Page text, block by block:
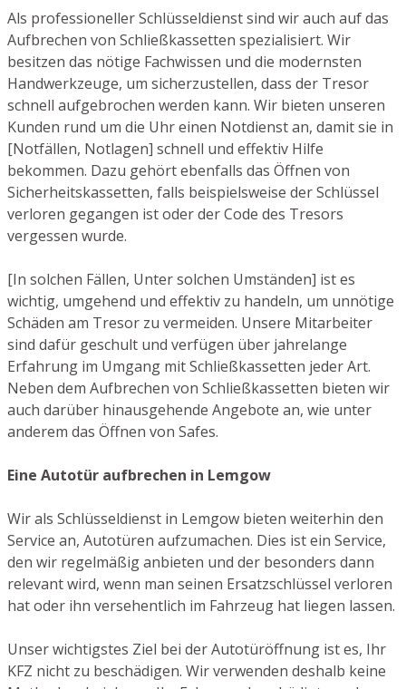
Als professioneller Schlüsseldienst sind wir auch auf das
Aufbrechen von Schließkassetten spezialisiert. Wir
besitzen das nötige Fachwissen und die modernsten
Handwerkzeuge, um sicherzustellen, dass der Tresor
schnell aufgebrochen werden kann. Wir bieten unseren
Kunden rund um die Uhr einen Notdienst an, damit sie in
[Notfällen, Notlagen] schnell und effektiv Hilfe
bekommen. Dazu gehört ebenfalls das Öffnen von
Sicherheitskassetten, falls beispielsweise der Schlüssel
verloren gegangen ist oder der Code des Tresors
vergessen wurde.
[In solchen Fällen, Unter solchen Umständen] ist es
wichtig, umgehend und effektiv zu handeln, um unnötige
Schäden am Tresor zu vermeiden. Unsere Mitarbeiter
sind dafür geschult und verfügen über jahrelange
Erfahrung im Umgang mit Schließkassetten jeder Art.
Neben dem Aufbrechen von Schließkassetten bieten wir
auch darüber hinausgehende Angebote an, wie unter
anderem das Öffnen von Safes.
Eine Autotür aufbrechen in Lemgow
Wir als Schlüsseldienst in Lemgow bieten weiterhin den
Service an, Autotüren aufzumachen. Dies ist ein Service,
den wir regelmäßig anbieten und der besonders dann
relevant wird, wenn man seinen Ersatzschlüssel verloren
hat oder ihn versehentlich im Fahrzeug hat liegen lassen.
Unser wichtigstes Ziel bei der Autotüröffnung ist es, Ihr
KFZ nicht zu beschädigen. Wir verwenden deshalb keine